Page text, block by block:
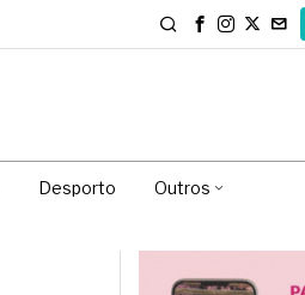
Desporto Outros